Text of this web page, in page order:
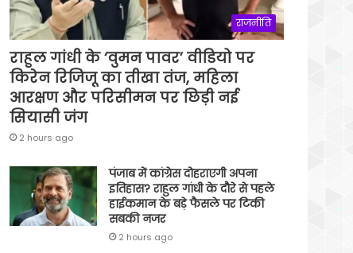
राजनीति
राहुल गांधी के ‘वुमन पावर’ वीडियो पर
किरेन रिजिजू का तीखा तंज, महिला
आरक्षण और परिसीमन पर छिड़ी नई
सियासी जंग
2 hours ago
पंजाब में कांग्रेस दोहराएगी अपना
इतिहास? राहुल गांधी के दौरे से पहले
हाईकमान के बड़े फैसले पर टिकी
सबकी नजर
2 hours ago